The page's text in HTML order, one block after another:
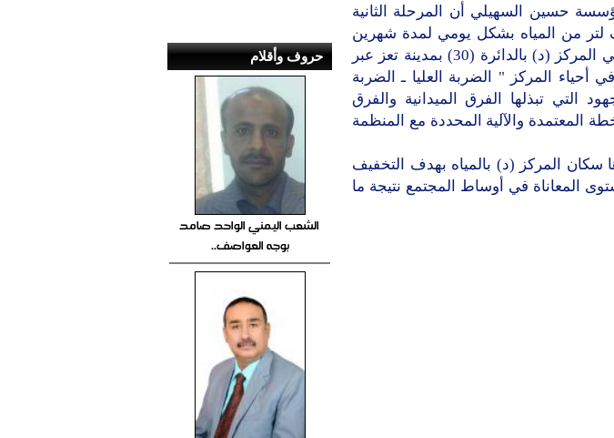
حسين السهيلي أن المرحلة الثانية
سيتم فيها توزيع 120 الف لتر من المياه بشكل يومي لمدة شهرين
بصورة مستمرة ولعدد 15 الف نسمة في المركز (د) بالدائرة (30) بمدينة تعز عبر
أحياء المركز " الضربة العليا ـ الضربة
التي تبذلها الفرق الميدانية والفرق
المعتمدة والآلية المحددة مع المنظمة
المركز (د) بالمياه بهدف التخفيف
المعاناة في أوساط المجتمع نتيجة ما
حروف وأقلام
الشعب اليمني الواحد صامد
بوجه العواصف..